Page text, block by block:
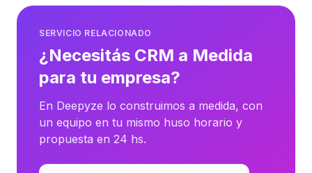
SERVICIO RELACIONADO
¿Necesitás CRM a Medida
para tu empresa?
En Deepyze lo construimos a medida, con
un equipo en tu mismo huso horario y
propuesta en 24 hs.